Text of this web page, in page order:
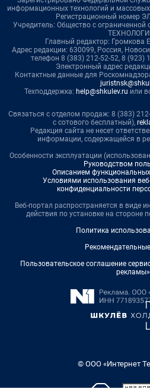
информационных технологий и
Регистрационный номер
Учредитель: Общество с
Главный редактор: Громкова
Адрес редакции: 630099, Россия,
телефон 8 (383) 212-52-52, 8 (923)
Электронный адрес
Контактные данные для
Техподдержка: help@shkulev.ru или
Связаться с отделом продаж: 8 (383)
с сотового бесплатный),
Редакция сайта не несет
информации, содержащейся в
Особенности эксплуатации
Руководством
Описанием
Условиями использования
конфиденциальности
Веб-портал распространяется в виде
действия по установке на стороне
Политика
Пользовательское соглашение
рекламы»
© ООО «Интернет